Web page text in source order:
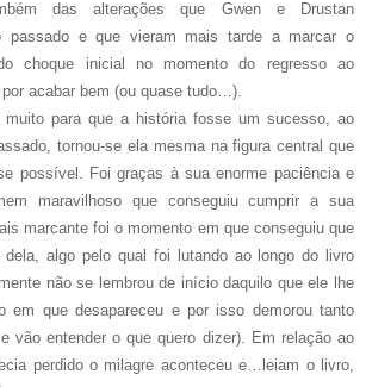
das alterações que Gwen e Drustan
passado e que vieram mais tarde a marcar o
choque inicial no momento do regresso ao
acabar bem (ou quase tudo…).
muito para que a história fosse um sucesso, ao
tornou-se ela mesma na figura central que
possível. Foi graças à sua enorme paciência e
maravilhoso que conseguiu cumprir a sua
marcante foi o momento em que conseguiu que
dela, algo pelo qual foi lutando ao longo do livro
não se lembrou de início daquilo que ele lhe
em que desapareceu e por isso demorou tanto
vão entender o que quero dizer). Em relação ao
perdido o milagre aconteceu e…leiam o livro,